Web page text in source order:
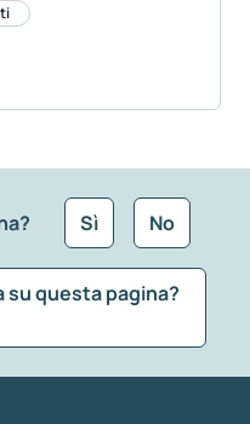
Sì No
su questa pagina?